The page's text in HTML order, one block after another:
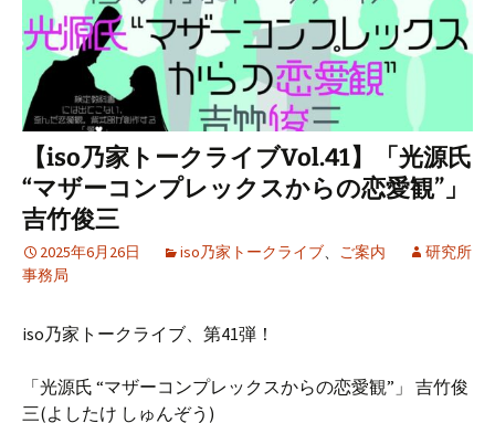
【iso乃家トークライブVol.41】「光源氏
“マザーコンプレックスからの恋愛観”」
吉竹俊三
2025年6月26日 iso乃家トークライブ、 ご案内
研究所
事務局
iso乃家トークライブ、第41弾！
「光源氏 “マザーコンプレックスからの恋愛観”」 吉竹俊
三(よしたけ しゅんぞう)